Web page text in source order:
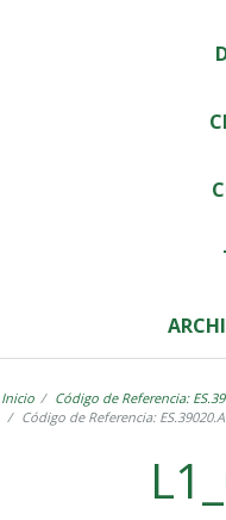
Inicio
Código de Referencia:
Código de Referencia: